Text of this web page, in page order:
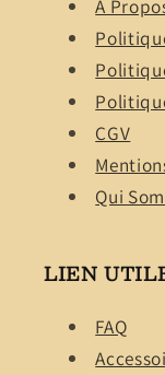
À
CGV
Qui
LIEN
FAQ